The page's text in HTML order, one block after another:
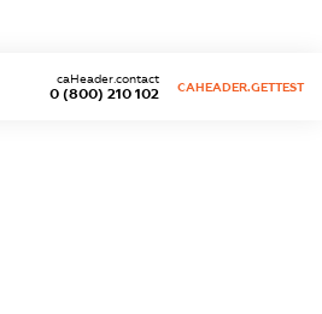
0 (800) 210 102
caHeader.contact
CAHEADER.GETTEST